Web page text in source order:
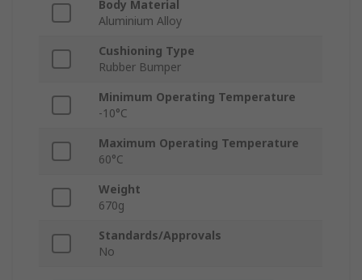
Body Material
Aluminium Alloy
Cushioning Type
Rubber Bumper
Minimum Operating Temperature
-10°C
Maximum Operating Temperature
60°C
Weight
670g
Standards/Approvals
No